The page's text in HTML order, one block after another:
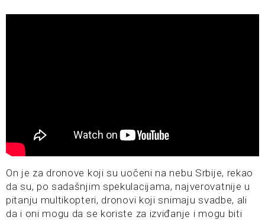
On je za dronove koji su uočeni na nebu Srbije, rekao
da su, po sadašnjim spekulacijama, najverovatnije u
pitanju multikopteri, dronovi koji snimaju svadbe, ali
da i oni mogu da se koriste za izviđanje i mogu biti